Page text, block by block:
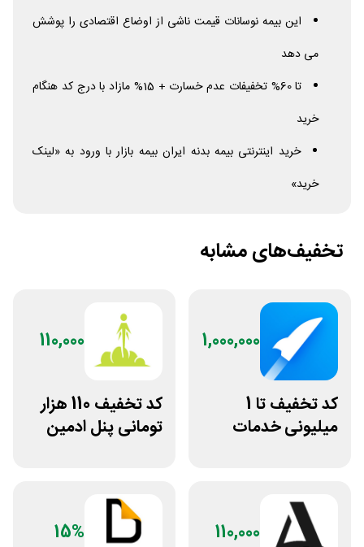
این بیمه نوسانات قیمت ناشی از اوضاع اقتصادی را پوشش
می دهد
تا 60% تخفیفات عدم خسارت + 15% مازاد با درج کد هنگام
خرید
خرید اینترنتی بیمه بدنه ایران بیمه بازار با ورود به «لینک
خرید»
تخفیف‌های مشابه
1,000,000
کد تخفیف تا 1
میلیونی خدمات
110,000
کد تخفیف 110 هزار
تومانی پنل ادمین
110,000
15%